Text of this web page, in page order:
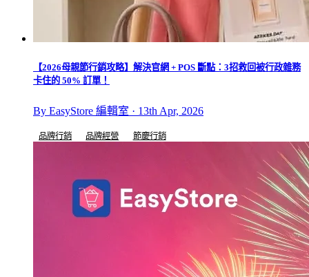
【2026母親節行銷攻略】解決官網 + POS 斷點：3招救回被行政雜務
卡住的 50% 訂單！
By EasyStore 編輯室 · 13th Apr, 2026
品牌行銷 品牌經營 節慶行銷